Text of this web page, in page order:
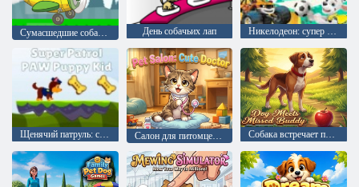
Сумасшедшие собачьи приключения День собачьих лап Никелодеон: супер зрелищные виды спорта
Щенячий патруль: супер лапа Салон для питомцев: милый доктор Собака встречает потерянного друга